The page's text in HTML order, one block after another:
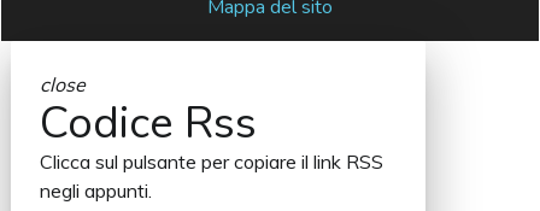
Mappa del sito
close
Codice Rss
Clicca sul pulsante per copiare il link RSS
negli appunti.